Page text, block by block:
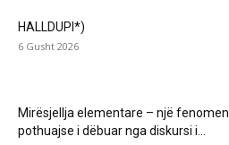
HALLDUPI*)
6 Gusht 2026
Mirësjellja elementare – një fenomen
pothuajse i dëbuar nga diskursi i...